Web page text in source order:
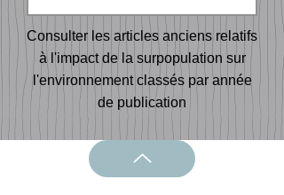
Consulter les articles anciens relatifs
à l'impact de la surpopulation sur
l'environnement classés par année
de publication